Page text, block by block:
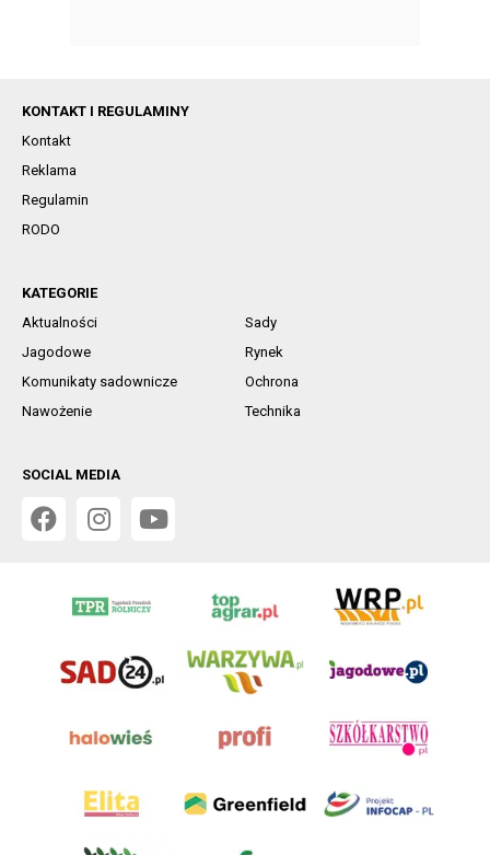
KONTAKT I REGULAMINY
Kontakt
Reklama
Regulamin
RODO
KATEGORIE
Aktualności
Sady
Jagodowe
Rynek
Komunikaty sadownicze
Ochrona
Nawożenie
Technika
SOCIAL MEDIA